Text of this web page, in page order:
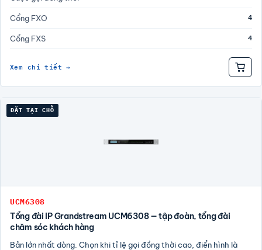
Cổng FXO 4
Cổng FXS 4
Xem chi tiết →
ĐẶT TẠI CHỖ
UCM6308
Tổng đài IP Grandstream UCM6308 — tập đoàn, tổng đài
chăm sóc khách hàng
Bản lớn nhất dòng. Chọn khi tỉ lệ gọi đồng thời cao, điển hình là